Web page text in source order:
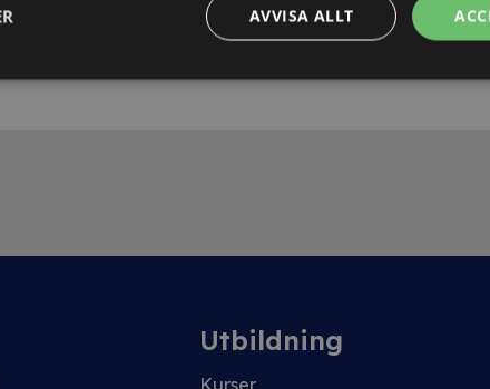
Utbildning
Kurser
AVVISA ALLT